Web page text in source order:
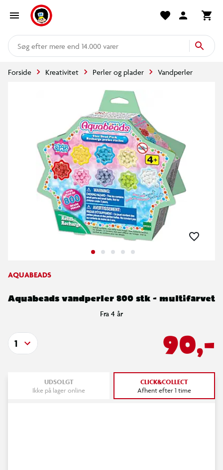
mere end 14.000 varer
Forside Kreativitet Perler og plader Vandperler
AQUABEADS
Aquabeads vandperler 800 stk - multifarvet
Fra 4 år
90,-
1
UDSOLGT
Ikke på lager online
CLICK&COLLECT
Afhent efter 1 time